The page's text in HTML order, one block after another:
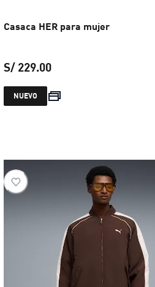
Casaca HER para mujer
S/ 229.00
precio actual S/ 229.00
NUEVO